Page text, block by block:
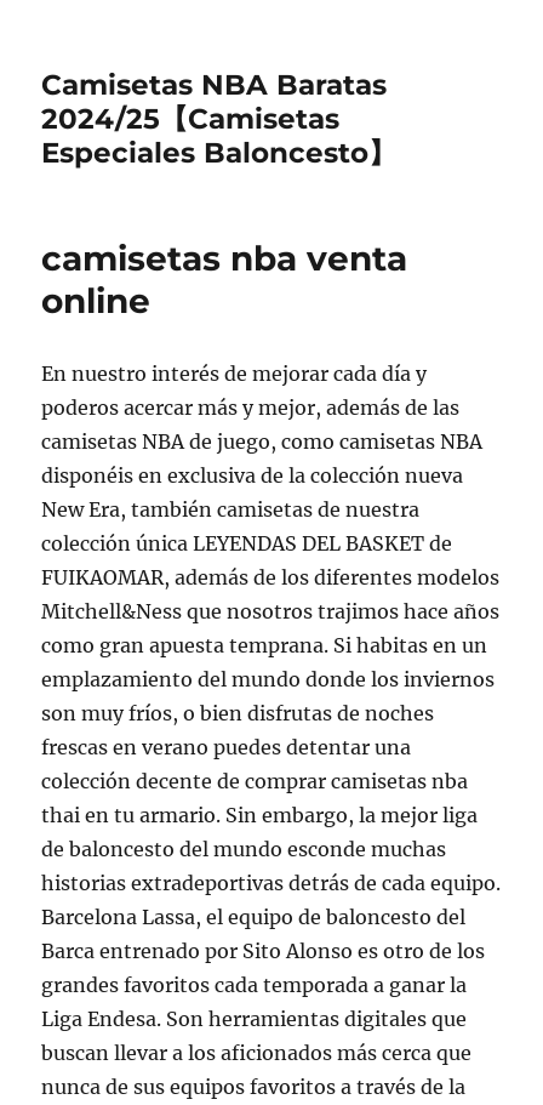
Camisetas NBA Baratas
2024/25【Camisetas
Especiales Baloncesto】
camisetas nba venta
online
En nuestro interés de mejorar cada día y
poderos acercar más y mejor, además de las
camisetas NBA de juego, como camisetas NBA
disponéis en exclusiva de la colección nueva
New Era, también camisetas de nuestra
colección única LEYENDAS DEL BASKET de
FUIKAOMAR, además de los diferentes modelos
Mitchell&Ness que nosotros trajimos hace años
como gran apuesta temprana. Si habitas en un
emplazamiento del mundo donde los inviernos
son muy fríos, o bien disfrutas de noches
frescas en verano puedes detentar una
colección decente de comprar camisetas nba
thai en tu armario. Sin embargo, la mejor liga
de baloncesto del mundo esconde muchas
historias extradeportivas detrás de cada equipo.
Barcelona Lassa, el equipo de baloncesto del
Barca entrenado por Sito Alonso es otro de los
grandes favoritos cada temporada a ganar la
Liga Endesa. Son herramientas digitales que
buscan llevar a los aficionados más cerca que
nunca de sus equipos favoritos a través de la